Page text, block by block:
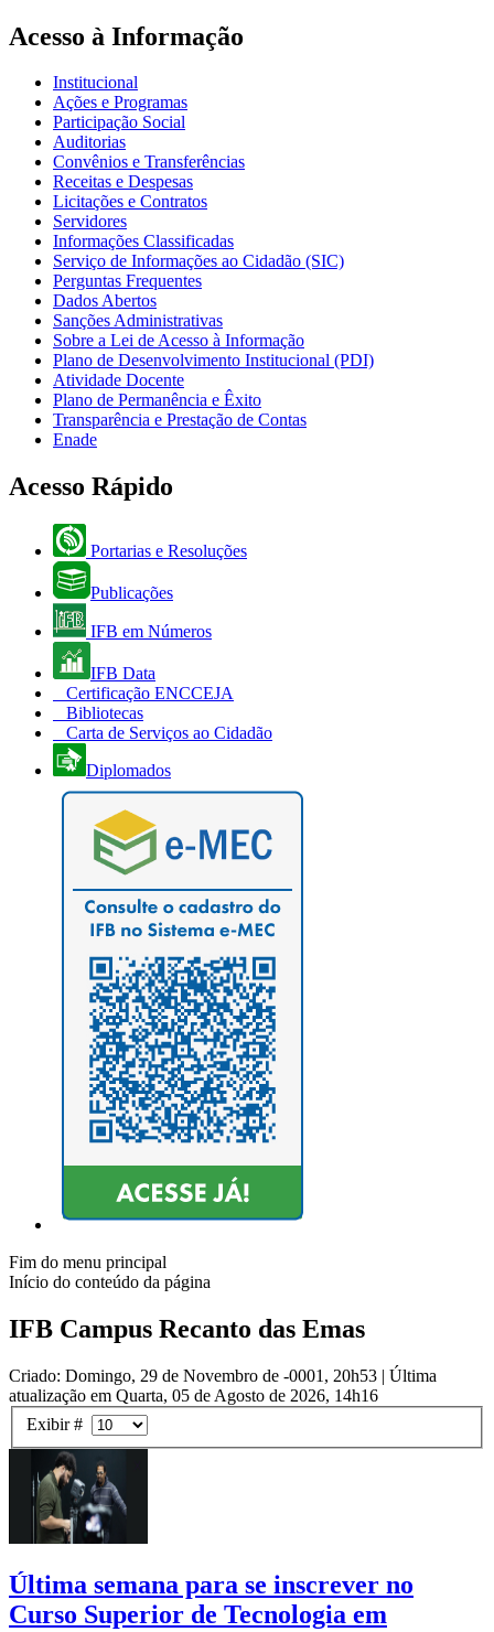
Acesso à Informação
Institucional
Ações e Programas
Participação Social
Auditorias
Convênios e Transferências
Receitas e Despesas
Licitações e Contratos
Servidores
Informações Classificadas
Serviço de Informações ao Cidadão (SIC)
Perguntas Frequentes
Dados Abertos
Sanções Administrativas
Sobre a Lei de Acesso à Informação
Plano de Desenvolvimento Institucional (PDI)
Atividade Docente
Plano de Permanência e Êxito
Transparência e Prestação de Contas
Enade
Acesso Rápido
Portarias e Resoluções
Publicações
IFB em Números
IFB Data
Certificação ENCCEJA
Bibliotecas
Carta de Serviços ao Cidadão
Diplomados
Fim do menu principal
Início do conteúdo da página
IFB Campus Recanto das Emas
Criado: Domingo, 29 de Novembro de -0001, 20h53 | Última
atualização em Quarta, 05 de Agosto de 2026, 14h16
Exibir #
Última semana para se inscrever no
Curso Superior de Tecnologia em